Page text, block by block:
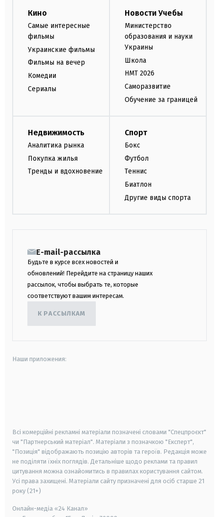
Кино
Самые интересные
фильмы
Украинские фильмы
Фильмы на вечер
Комедии
Сериалы
Новости Учебы
Министерство
образования и науки
Украины
Школа
НМТ 2026
Саморазвитие
Обучение за границей
Недвижимость
Аналитика рынка
Покупка жилья
Тренды и вдохновение
Спорт
Бокс
Футбол
Теннис
Биатлон
Другие виды спорта
E-mail-рассылка
Будьте в курсе всех новостей и
обновлений! Перейдите на страницу наших
рассылок, чтобы выбрать те, которые
соответствуют вашим интересам.
К РАССЫЛКАМ
Наши приложения:
Всі комерційні рекламні матеріали позначені словами "Спецпроєкт"
чи "Партнерський матеріал". Матеріали з позначкою "Експерт",
"Позиція" відображають позицію авторів та героїв. Редакція може
не поділяти їхніх поглядів. Детальніше щодо реклами та правил
цитування можна ознайомитись в правилах користування сайтом.
Усі права захищені. Матеріали сайту призначені для осіб старше 21
року (21+)
Онлайн-медіа «24 Канал»